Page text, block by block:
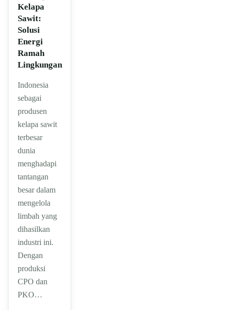
Kelapa
Sawit:
Solusi
Energi
Ramah
Lingkungan
Indonesia
sebagai
produsen
kelapa sawit
terbesar
dunia
menghadapi
tantangan
besar dalam
mengelola
limbah yang
dihasilkan
industri ini.
Dengan
produksi
CPO dan
PKO…